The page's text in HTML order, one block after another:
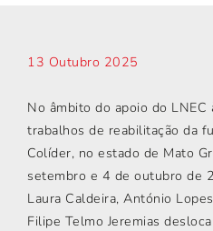
13 Outubro 2025
No âmbito do apoio do
trabalhos de reabilitação da
Colíder, no estado de Mato
setembro e 4 de outubro de
Laura Caldeira, António
Filipe Telmo Jeremias